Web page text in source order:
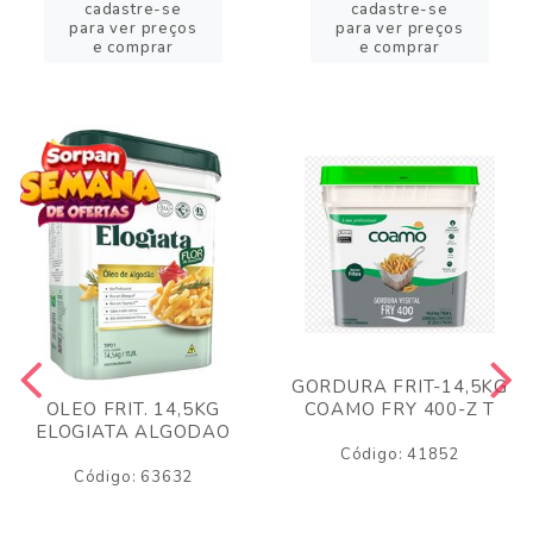
cadastre-se
para ver preços
e comprar
cadastre-se
para ver preços
e comprar
OLEO FRIT. 14,5KG
ELOGIATA ALGODAO
Código: 63632
GORDURA FRIT-14,5KG
COAMO FRY 400-Z T
Código: 41852